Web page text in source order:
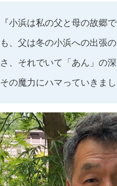
『小浜は私の父と母の故郷
も、父は冬の小浜への出張
さ、それでいて「あん」の
その魔力にハマっていきま